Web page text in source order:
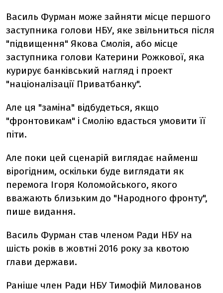
Василь Фурман може зайняти місце першого
заступника голови НБУ, яке звільниться після
"підвищення" Якова Смолія, або місце
заступника голови Катерини Рожкової, яка
курирує банківський нагляд і проект
"націоналізації Приватбанку".
Але ця "заміна" відбудеться, якщо
"фронтовикам" і Смолію вдасться умовити її
піти.
Але поки цей сценарій виглядає найменш
вірогідним, оскільки буде виглядати як
перемога Ігоря Коломойського, якого
вважають близьким до "Народного фронту",
пише видання.
Василь Фурман став членом Ради НБУ на
шість років в жовтні 2016 року за квотою
глави держави.
Раніше член Ради НБУ Тимофій Милованов